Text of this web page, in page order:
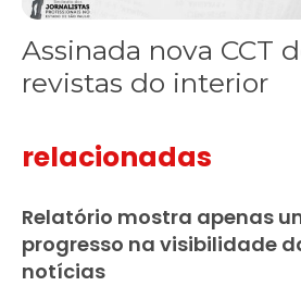
Assinada nova CCT
revistas do interior
relacionadas
Relatório mostra apenas
progresso na visibilidade
notícias